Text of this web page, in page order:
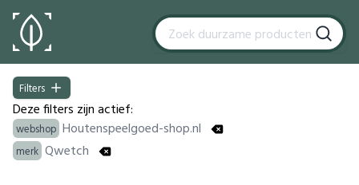
Filters
Filters
Deze filters zijn actief:
webshop Houtenspeelgoed-shop.nl
merk Qwetch